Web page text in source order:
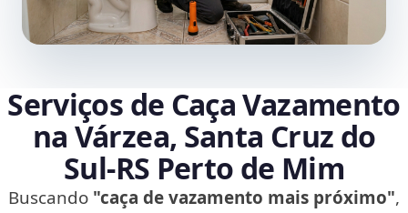
Serviços de Caça Vazamento
na Várzea, Santa Cruz do
Sul‑RS Perto de Mim
Buscando "caça de vazamento mais próximo",